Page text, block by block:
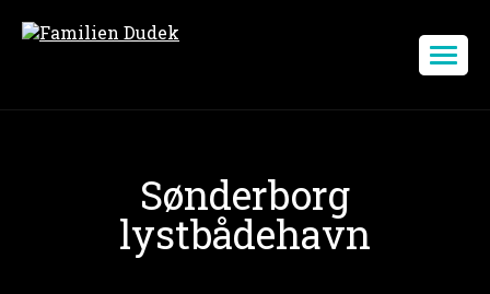
Sønderborg
lystbådehavn